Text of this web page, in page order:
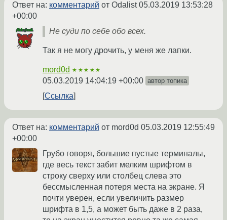
Ответ на: комментарий от Odalist05.03.2019 13:53:28
+00:00
Не суди по себе обо всех.
Так я не могу дрочить, у меня же лапки.
mord0d ★★★★★
05.03.2019 14:04:19 +00:00 автор топика
Ссылка
Ответ на: комментарий от mord0d 05.03.2019 12:55:49
+00:00
Грубо говоря, большие пустые терминалы,
где весь текст забит мелким шрифтом в
строку сверху или столбец слева это
бессмысленная потеря места на экране. Я
почти уверен, если увеличить размер
шрифта в 1,5, а может быть даже в 2 раза,